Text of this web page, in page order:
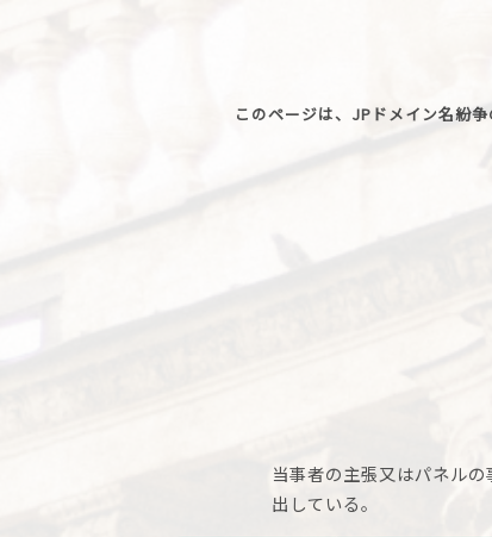
このページは、JPドメイン名紛
当事者の主張又はパネル
出している。